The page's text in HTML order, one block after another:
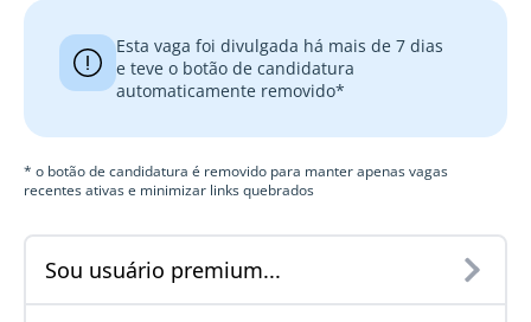
Esta vaga foi divulgada há mais de 7 dias
e teve o botão de candidatura
automaticamente removido*
* o botão de candidatura é removido para manter apenas vagas
recentes ativas e minimizar links quebrados
Sou usuário premium...